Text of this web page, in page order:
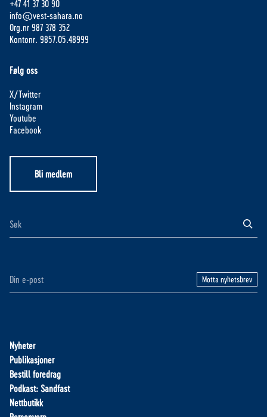
+47 41 37 30 90
info@vest-sahara.no
Org.nr 987 378 352
Kontonr. 9857.05.48999
Følg oss
X/Twitter
Instagram
Youtube
Facebook
Bli medlem
Motta nyhetsbrev
Nyheter
Publikasjoner
Bestill foredrag
Podkast: Sandfast
Nettbutikk